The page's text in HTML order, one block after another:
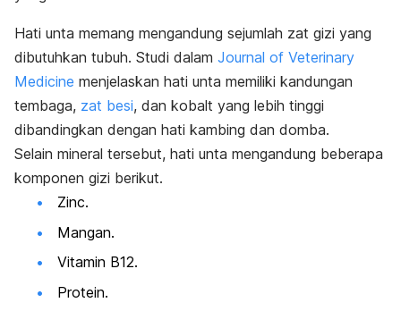
Hati unta memang mengandung sejumlah zat gizi yang
dibutuhkan tubuh. Studi dalam Journal of Veterinary
Medicine menjelaskan hati unta memiliki kandungan
tembaga, zat besi, dan kobalt yang lebih tinggi
dibandingkan dengan hati kambing dan domba.
Selain mineral tersebut, hati unta mengandung beberapa
komponen gizi berikut.
Zinc.
Mangan.
Vitamin B12.
Protein.